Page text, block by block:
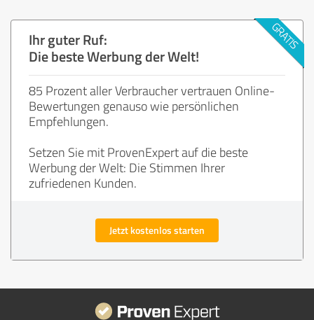
Ihr guter Ruf:
Die beste Werbung der Welt!
85 Prozent aller Verbraucher vertrauen Online-
Bewertungen genauso wie persönlichen
Empfehlungen.
Setzen Sie mit ProvenExpert auf die beste
Werbung der Welt: Die Stimmen Ihrer
zufriedenen Kunden.
Jetzt kostenlos starten